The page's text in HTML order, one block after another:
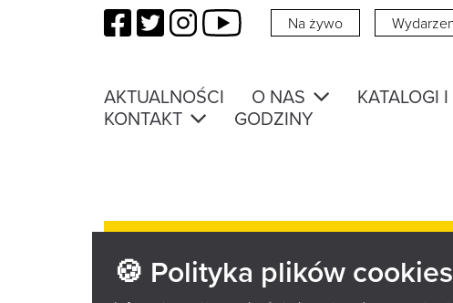
🍪 Polityka plików
Facebook
TwitterInstagram
YouTube Na żywo
AKTUALNOŚCI O NAS KATALOGI
KONTAKT
GODZINY
FILIA NR 9 -